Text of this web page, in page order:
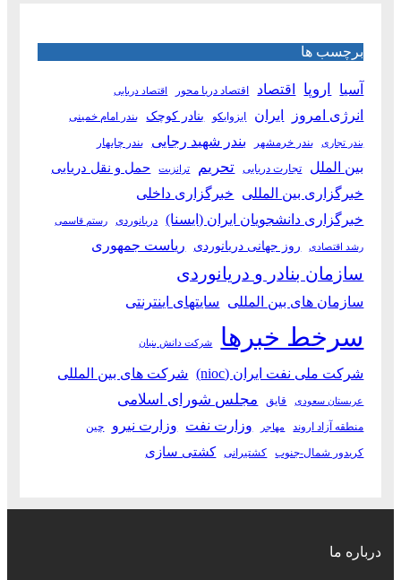
برچسب ها
آسیا اروپا اقتصاد اقتصاد دریا محور اقتصاد دریایی
انرژی امروز ایران ایزوایکو بنادر کوچک بندر امام خمینی
بندر تجاری بندر خرمشهر بندر شهید رجایی بندر چابهار
بین الملل تجارت دریایی تحریم ترانزیت حمل و نقل دریایی
خبرگزاری بین المللی خبرگزاری داخلی
خبرگزاری دانشجویان ایران (ایسنا)
دریانوردی رستم قاسمی
رشد اقتصادی روز جهانی دریانوردی ریاست جمهوری
سازمان بنادر و دریانوردی
سازمان های بین المللی سایتهای اینترنتی
سرخط خبرها شرکت دانش بنیان
شرکت ملی نفت ایران (nioc) شرکت های بین المللی
عربستان سعودی قایق مجلس شورای اسلامی
منطقه آزاد اروند مهاجر وزارت نفت وزارت نیرو چین
کریدور شمال-جنوب کشتیرانی کشتی سازی
درباره ما